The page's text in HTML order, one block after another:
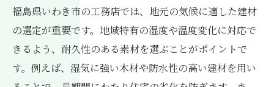
福島県いわき市の工務店では、地元の気候に適した建材
の選定が重要です。地域特有の湿度や温度変化に対応で
きるよう、耐久性のある素材を選ぶことがポイントで
す。例えば、湿気に強い木材や防水性の高い建材を用い